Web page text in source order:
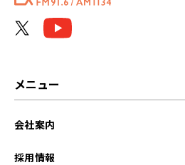
メニュー
会社案内
採用情報